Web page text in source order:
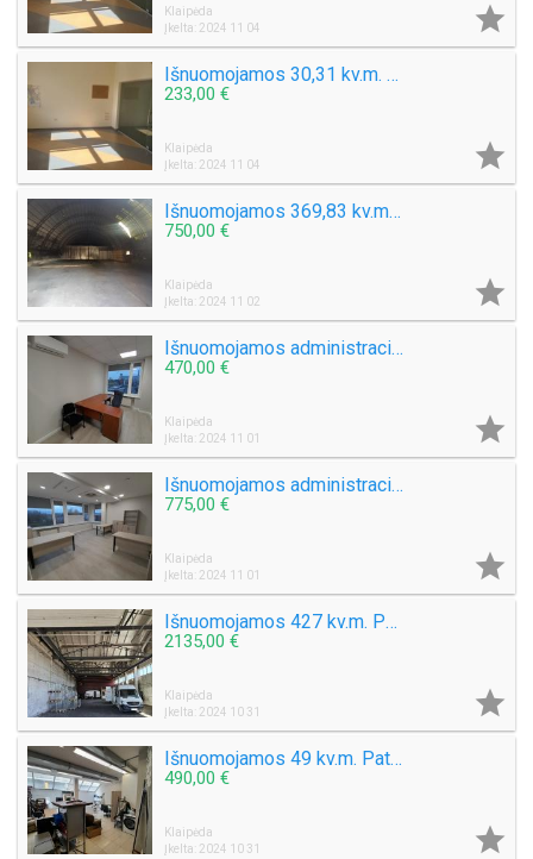
Klaipėda
Įkelta: 2024 11 04

Išnuomojamos 30,31 kv.m. Administracinės patalpos Paryžiaus Komunos g.
233,00 €
Klaipėda
Įkelta: 2024 11 04

Išnuomojamos 369,83 kv.m. Angaras. Šilutės pl. Tinka įvairaus tipo sandėliavimui, gamybai
750,00 €
Klaipėda
Įkelta: 2024 11 02

Išnuomojamos administracinės patalpos Svajonės g. 52 kv.m.
470,00 €
Klaipėda
Įkelta: 2024 11 01

Išnuomojamos administracinės patalpos Svajonės g. 86 kv.m.
775,00 €
Klaipėda
Įkelta: 2024 11 01

Išnuomojamos 427 kv.m. Patalpos Tilžės g. Klaipėda. Sandėliavimo, gamybos, prekybos veiklai
2135,00 €
Klaipėda
Įkelta: 2024 10 31

Išnuomojamos 49 kv.m. Patalpos, ofisui, grožio salonui
490,00 €
Klaipėda
Įkelta: 2024 10 31
